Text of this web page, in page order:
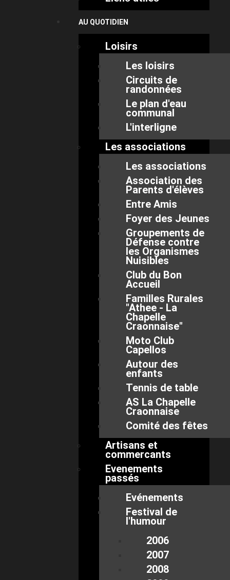
AU QUOTIDIEN
Loisirs
Les loisirs
Circuits de
randonnées
Le plan d'eau
communal
L'interligne
Les associations
Les associations
Association des
Parents d'élèves
Entre Amis
Foyer des Jeunes
Groupements de
Défense contre
les Organismes
Nuisibles
Club du Bon
Accueil
Familles Rurales
"Athee - La
Chapelle
Craonnaise"
Moto Club
Capellos
Autour des
enfants
Tennis de table
AS La Chapelle
Craonnaise
Comité des fêtes
Artisans et
commercants
Evenements
passés
Evénements
Festival de
l'humour
2006
2007
2008